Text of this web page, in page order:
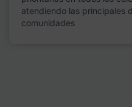
atendiendo las principales
comunidades